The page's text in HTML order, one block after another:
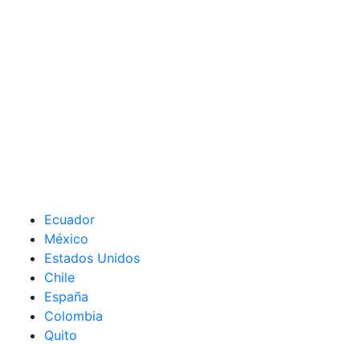
Ecuador
México
Estados Unidos
Chile
España
Colombia
Quito